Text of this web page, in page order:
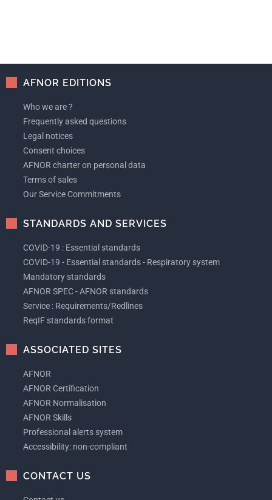
AFNOR EDITIONS
Who we are ?
Frequently asked questions
Legal notices
Consent choices
AFNOR charter on personal data
Terms of sales
Our Service Commitments
STANDARDS AND SERVICES
COVID-19 : Essential standards
COVID-19 - Essential standards - Respiratory system
Mandatory standards
AFNOR SPEC - AFNOR standards
Service : Requirements/Redlines
ReqIF standards format
ASSOCIATED SITES
AFNOR
AFNOR Certification
AFNOR Normalisation
AFNOR Skills
Professional alerts system
Accessibility: non-compliant
CONTACT US